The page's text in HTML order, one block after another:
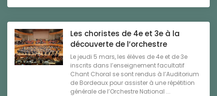
Les choristes de 4e et 3e à la
découverte de l’orchestre
Le jeudi 5 mars, les élèves de 4e et de 3e
inscrits dans l’enseignement facultatif
Chant Choral se sont rendus à l’Auditorium
de Bordeaux pour assister à une répétition
générale de l’Orchestre National ...